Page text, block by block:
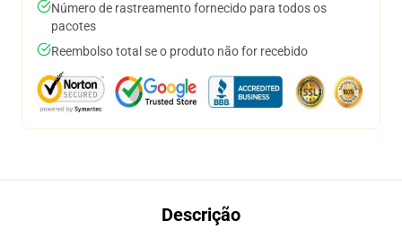
Número de rastreamento fornecido para todos os
pacotes
Reembolso total se o produto não for recebido
Descrição